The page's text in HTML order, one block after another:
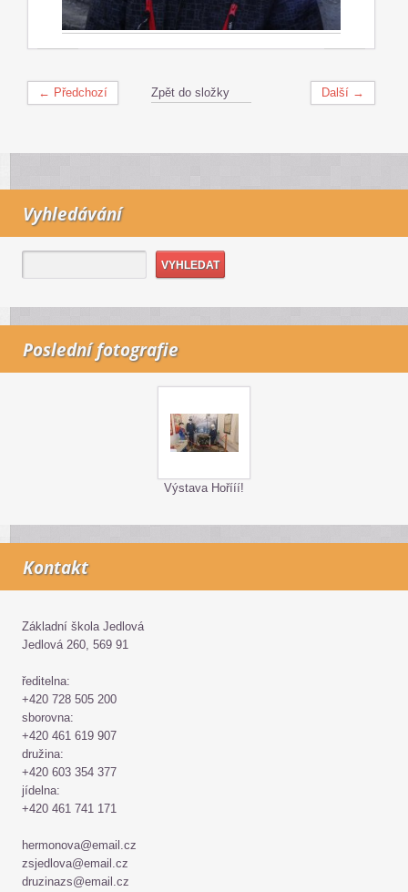
← Předchozí Další →
Zpět do složky
Vyhledávání
Poslední fotografie
Výstava Hořííí!
Kontakt
Základní škola Jedlová
Jedlová 260, 569 91
ředitelna:
+420 728 505 200
sborovna:
+420 461 619 907
družina:
+420 603 354 377
jídelna:
+420 461 741 171
hermonova@email.cz
zsjedlova@email.cz
druzinazs@email.cz